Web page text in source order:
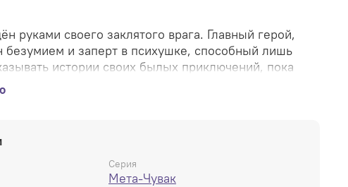
руками своего заклятого врага. Главный герой,
безумием и заперт в психушке, способный лишь
истории своих былых приключений, пока
Мета-Сити в коррупционный хаос. Надежды на
защитника нет.Останется ли герой в плену
он когда-то был в глазах жителей новой,
Серия
Мета-Чувак